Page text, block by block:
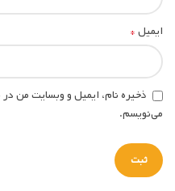
ایمیل*
ذخیره نام، ایمیل و وبسایت من
می‌نویسم.